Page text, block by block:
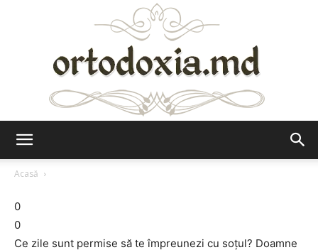
Acasă
0
0
Ce zile sunt permise să te împreunezi cu soţul? Doamne